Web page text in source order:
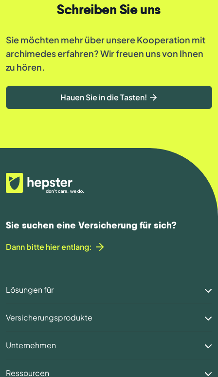
Schreiben Sie uns
Sie möchten mehr über unsere Kooperation mit
archimedes erfahren? Wir freuen uns von Ihnen
zu hören.
Hauen Sie in die Tasten!
Sie suchen eine Versicherung für sich?
Dann bitte hier entlang:
Lösungen für
Versicherungsprodukte
Unternehmen
Ressourcen